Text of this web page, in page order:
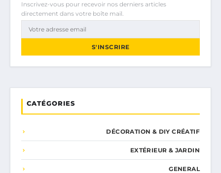
Inscrivez-vous pour recevoir nos derniers articles
directement dans votre boîte mail.
S'INSCRIRE
CATÉGORIES
DÉCORATION & DIY CRÉATIF
EXTÉRIEUR & JARDIN
GENERAL